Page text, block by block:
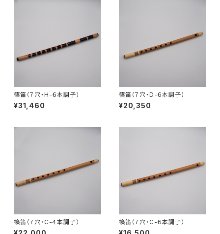
篠笛（７穴・H-６本調子）
¥31,460
篠笛（７穴・D-６本調子）
¥20,350
篠笛（７穴・C-４本調子） 篠笛（７穴・C-６本調子）